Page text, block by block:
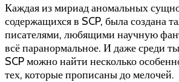
Каждая из мириад аномальных
содержащихся в SCP, была создана
писателями, любящими научную
всё паранормальное. И даже среди
SCP можно найти несколько
тех, которые прописаны до мелочей.